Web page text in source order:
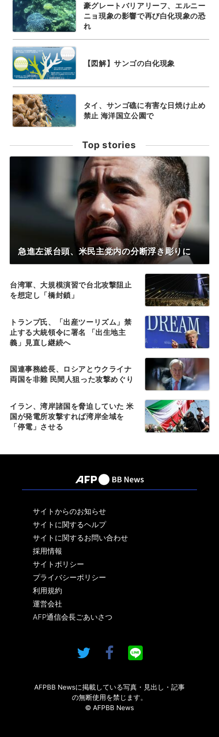
豪グレートバリアリーフ、エルニー
ニョ現象の影響で再び白化現象の恐
れ
【図解】サンゴの白化現象
タイ、サンゴ礁に有害な日焼け止め
禁止 海洋国立公園で
Top stories
急進左派台頭、米民主党内の分断浮き彫りに
台湾軍、大規模演習で台北攻撃阻止
を想定し「橋封鎖」
トランプ氏、「出産ツーリズム」禁
止する大統領令に署名 「出生地主
義」見直し継続へ
国連事務総長、ロシアとウクライナ
両国を非難 民間人狙った攻撃めぐり
イラン、湾岸諸国を脅迫していた 米
国が発電所攻撃すれば湾岸全域を
「停電」させる
サイトからのお知らせ
サイトに関するヘルプ
サイトに関するお問い合わせ
採用情報
サイトポリシー
プライバシーポリシー
利用規約
運営会社
AFP通信会長ごあいさつ
AFPBB Newsに掲載している写真・見出し・記事
の無断使用を禁じます。
© AFPBB News